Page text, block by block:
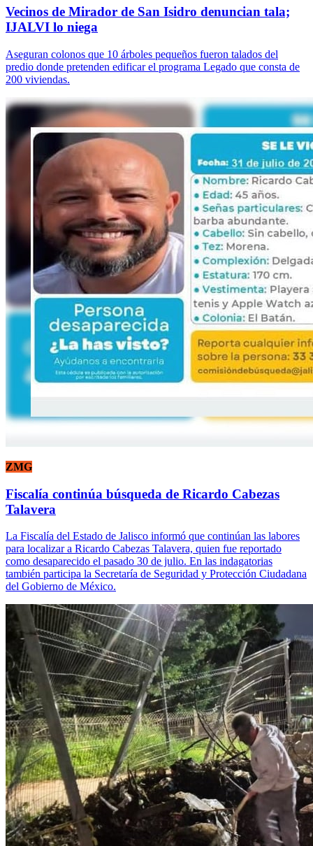
Vecinos de Mirador de San Isidro denuncian tala;
IJALVI lo niega
Aseguran colonos que 10 árboles pequeños fueron talados del
predio donde pretenden edificar el programa Legado que consta de
200 viviendas.
ZMG
Fiscalía continúa búsqueda de Ricardo Cabezas
Talavera
La Fiscalía del Estado de Jalisco informó que continúan las labores
para localizar a Ricardo Cabezas Talavera, quien fue reportado
como desaparecido el pasado 30 de julio. En las indagatorias
también participa la Secretaría de Seguridad y Protección Ciudadana
del Gobierno de México.